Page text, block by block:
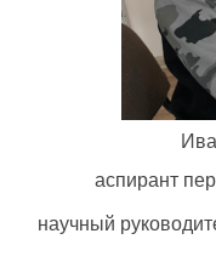
аспирант
научный